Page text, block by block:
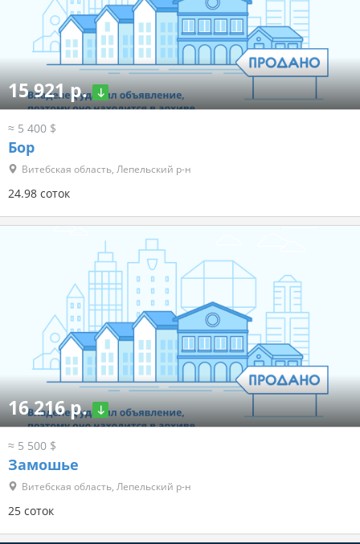
15 921 р.
≈ 5 400 $
Бор
Витебская область, Лепельский р-н
24.98 соток
16 216 р.
≈ 5 500 $
Замошье
Витебская область, Лепельский р-н
25 соток